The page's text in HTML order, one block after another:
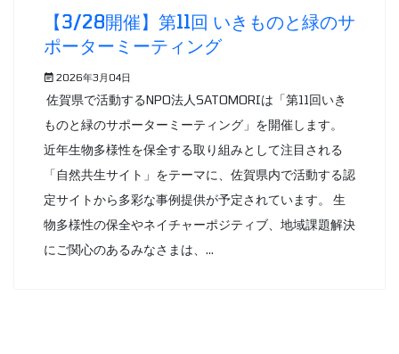
【3/28開催】第11回 いきものと緑のサ
ポーターミーティング
2026年3月04日
佐賀県で活動するNPO法人SATOMORIは「第11回いき
ものと緑のサポーターミーティング」を開催します。
近年生物多様性を保全する取り組みとして注目される
「自然共生サイト」をテーマに、佐賀県内で活動する認
定サイトから多彩な事例提供が予定されています。 生
物多様性の保全やネイチャーポジティブ、地域課題解決
にご関心のあるみなさまは、...